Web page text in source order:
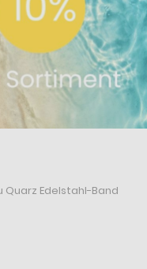
Quarz Edelstahl-Band